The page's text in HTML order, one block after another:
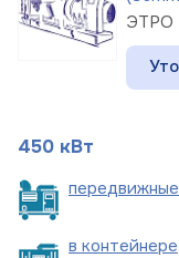
ЭТРО
450 кВт
передвижные
в контейнере